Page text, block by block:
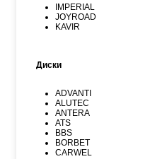
IMPERIAL
JOYROAD
KAVIR
LAUFENN
MARSHAL
MATADOR
MAXXIS
MICHELIN
MIRAGE
NEXEN
NITTO
Диски
ADVANTI
ALUTEC
ANTERA
ATS
BBS
BORBET
CARWEL